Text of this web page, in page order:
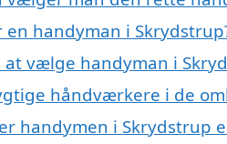
en handyman i
at vælge handyman i
håndværkere i de
handymen i Skrydstrup